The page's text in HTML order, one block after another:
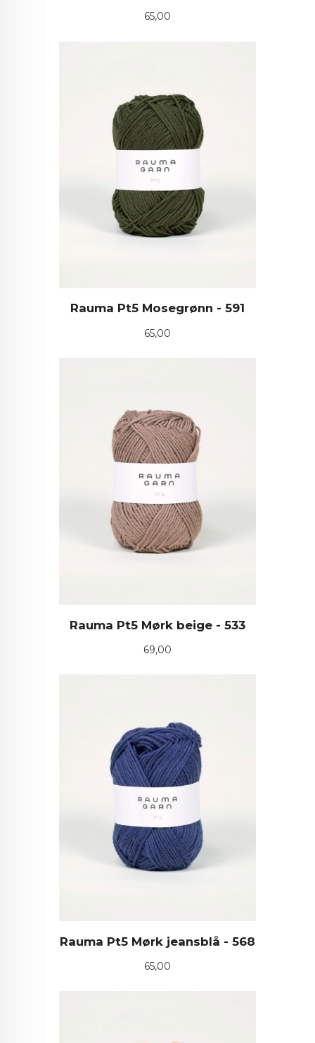
Pris
65,00
Rauma Pt5 Mosegrønn - 591
Pris
65,00
Rauma Pt5 Mørk beige - 533
Pris
69,00
Rauma Pt5 Mørk jeansblå - 568
Pris
65,00